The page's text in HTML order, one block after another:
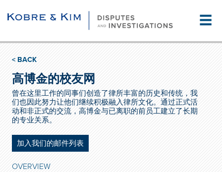
☰
< BACK
高博金的校友网
曾在这里工作的同事们创造了律所丰富的历史和传统，我
们也因此努力让他们继续积极融入律所文化。通过正式活
动和非正式的交流，高博金与已离职的前员工建立了长期
的专业关系。
加入我们的邮件列表
OVERVIEW